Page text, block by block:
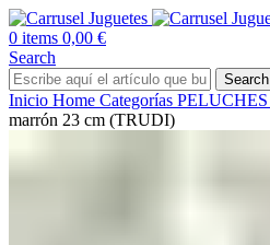
0 items 0,00 €
Search
Search
Inicio Home Categorías PELUCHES
marrón 23 cm (TRUDI)